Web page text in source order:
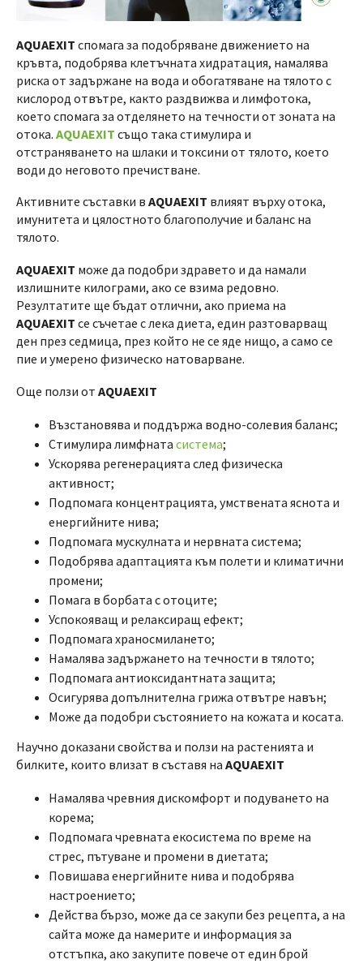
AQUAEXIT спомага за подобряване движението на
кръвта, подобрява клетъчната хидратация, намалява
риска от задържане на вода и обогатяване на тялото с
кислород отвътре, както раздвижва и лимфотока,
което спомага за отделянето на течности от зоната на
отока. AQUAEXIT също така стимулира и
отстраняването на шлаки и токсини от тялото, което
води до неговото пречистване.
Активните съставки в AQUAEXIT влияят върху отока,
имунитета и цялостното благополучие и баланс на
тялото.
AQUAEXIT може да подобри здравето и да намали
излишните килограми, ако се взима редовно.
Резултатите ще бъдат отлични, ако приема на
AQUAEXIT се съчетае с лека диета, един разтоварващ
ден през седмица, през който не се яде нищо, а само се
пие и умерено физическо натоварване.
Още ползи от AQUAEXIT
Възстановява и поддържа водно-солевия баланс;
Стимулира лимфната система;
Ускорява регенерацията след физическа
активност;
Подпомага концентрацията, умствената яснота и
енергийните нива;
Подпомага мускулната и нервната система;
Подобрява адаптацията към полети и климатични
промени;
Помага в борбата с отоците;
Успокояващ и релаксиращ ефект;
Подпомага храносмилането;
Намалява задържането на течности в тялото;
Подпомага антиоксидантната защита;
Осигурява допълнителна грижа отвътре навън;
Може да подобри състоянието на кожата и косата.
Научно доказани свойства и ползи на растенията и
билките, които влизат в съставя на AQUAEXIT
Намалява чревния дискомфорт и подуването на
корема;
Подпомага чревната екосистема по време на
стрес, пътуване и промени в диетата;
Повишава енергийните нива и подобрява
настроението;
Действа бързо, може да се закупи без рецепта, а на
сайта може да намерите и информация за
отстъпка, ако закупите повече от един брой